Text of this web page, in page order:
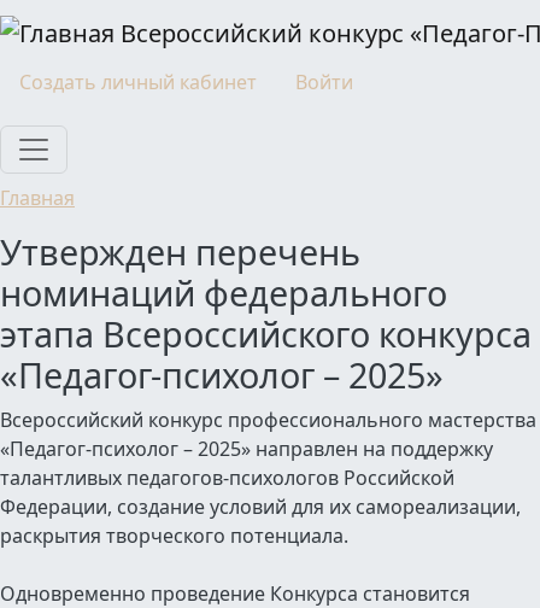
Перейти к основному содержанию
Всероссийский конкурс «Педагог-
Моя учетная запись
Создать личный кабинет Войти
Главная
Утвержден перечень
номинаций федерального
этапа Всероссийского конкурса
«Педагог-психолог – 2025»
Всероссийский конкурс профессионального мастерства
«Педагог-психолог – 2025» направлен на поддержку
талантливых педагогов-психологов Российской
Федерации, создание условий для их самореализации,
раскрытия творческого потенциала.
Одновременно проведение Конкурса становится